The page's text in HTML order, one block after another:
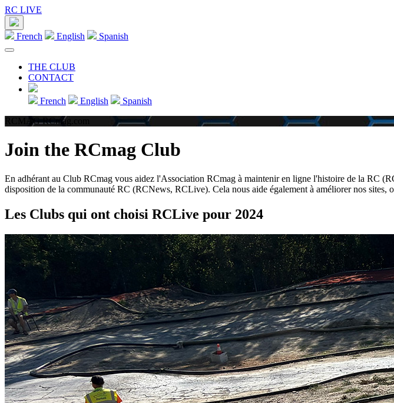
RC LIVE
French English Spanish
THE CLUB
CONTACT
French English
Spanish
RCMAG RCmag.com
Join the RCmag Club
En adhérant au Club RCmag vous aidez l'Association RCmag à maintenir en ligne l'histoire de la RC
disposition de la communauté RC (RCNews, RCLive). Cela nous aide également à améliorer nos sites,
Les Clubs qui ont choisi RCLive pour 2024